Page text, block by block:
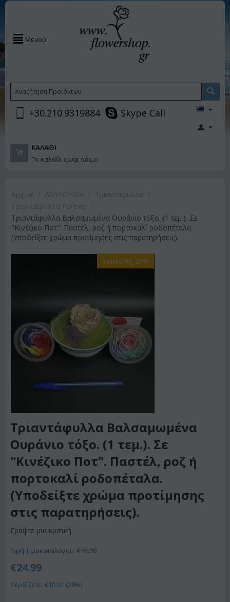
Μενού
+30.210.9319884 Skype Call
ΚΑΛΆΘΙ
Το καλάθι είναι άδειο
Τριαντάφυλλα Βαλσαμωμένα Ουράνιο τόξο. (1 τεμ.). Σε
"Κινέζικο Ποτ". Παστέλ, ροζ ή πορτοκαλί ροδοπέταλα.
(Υποδείξτε χρώμα προτίμησης στις παρατηρήσεις).
Έκπτωση 29%
Τριαντάφυλλα Βαλσαμωμένα
Ουράνιο τόξο. (1 τεμ.). Σε
"Κινέζικο Ποτ". Παστέλ, ροζ ή
πορτοκαλί ροδοπέταλα.
(Υποδείξτε χρώμα προτίμησης
στις παρατηρήσεις).
Γράψτε μια κριτική
Τιμή Τιμοκαταλόγου: €35.00
€24.99
Κερδίζετε: €10.01 (29%)